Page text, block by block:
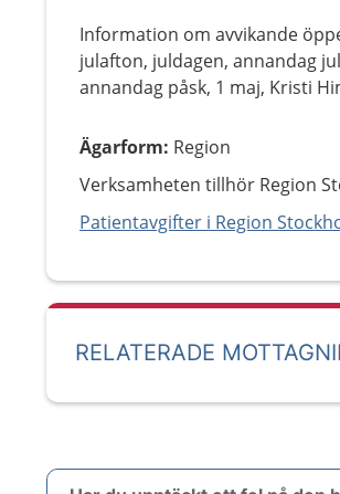
Information om avvikande
julafton, juldagen, annandag
annandag påsk, 1 maj, Kristi
Ägarform: Region
Verksamheten tillhör Region
Patientavgifter i Region
RELATERADE